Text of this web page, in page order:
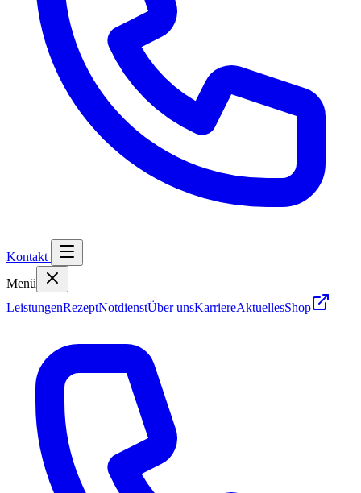
Kontakt
Menü
LeistungenRezeptNotdienstÜber unsKarriereAktuellesShop